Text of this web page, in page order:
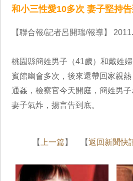
和小三性愛10多次 妻子堅持
【聯合報/記者呂開瑞/報導】
桃園縣簡姓男子（41歲）和戴姓
賓館幽會多次，後來還帶回家親
通姦，檢察官今天開庭，簡姓男子
妻子氣炸，揚言告到底。
【 上一篇 】 【返回新聞快